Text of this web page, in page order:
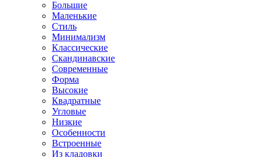
Большие
Маленькие
Стиль
Минимализм
Классические
Скандинавские
Современные
Форма
Высокие
Квадратные
Угловые
Низкие
Особенности
Встроенные
Из кладовки